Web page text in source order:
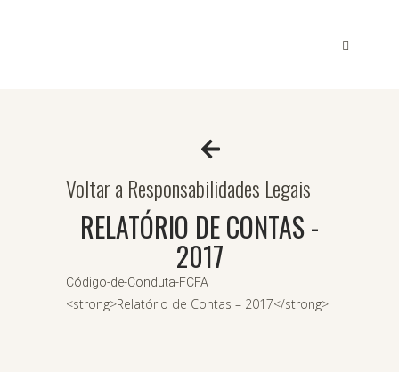
Voltar a Responsabilidades Legais
RELATÓRIO DE CONTAS -
2017
Código-de-Conduta-FCFA
<strong>Relatório de Contas – 2017</strong>